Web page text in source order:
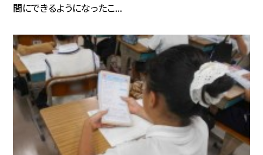
間にできるようになったこ...